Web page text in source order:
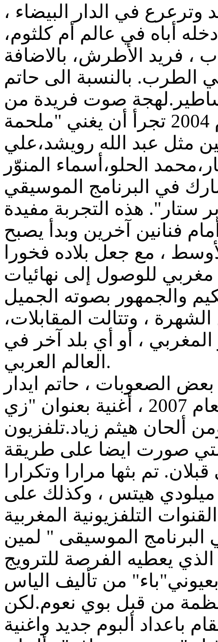
في الدار البيضاء ،
أباه في عالم أم كلثوم،
، فريد الأطرش، بالاضافة
الطرب. بالنسبة الى حاتم
صوت فريدة من
نوعها،هذا الفنان في العام 2004 تجرأ أن يغني "ملحمة
مثل عبد الله رويشد،علي
في البرنامج الموسيقي
ستار". هذه التجربة مفيدة
فنانين آخرين وبدأ يصبح
، مع جعل بلاده فخورا
مغربي للوصول إلى نهائيات
، وتتالت المقابلات،
المغربي ، أو أي بلد آخر في
العالم العربي.
الصعوبات ، حاتم ايدار
تمكن من اطلاق أول أغنية في العام 2007 ، أغنية بعنوان "زي
ألحان هيثم زياد.تلفزيون
التي صورت ايضا على طريقة
تم بثها مرارا وتكرارا
هيتس ، وكذلك على
في البرنامج الموسيقى " لمين
يعطيه الفرصة للترويج
من تأليف الياس
من قبل بوي نعوم.لكن
باعداد ألبوم جديد واغنية